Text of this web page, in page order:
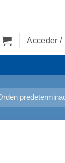
Acceder /